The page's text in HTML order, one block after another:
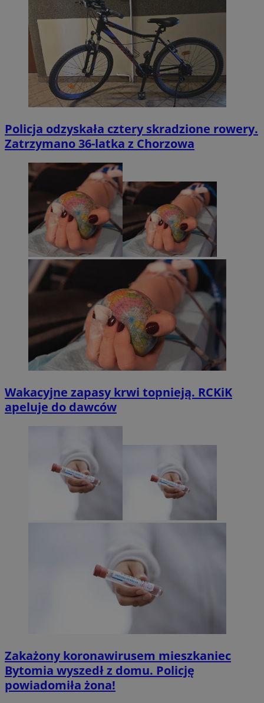
Policja odzyskała cztery skradzione rowery.
Zatrzymano 36-latka z Chorzowa
Wakacyjne zapasy krwi topnieją. RCKiK
apeluje do dawców
Zakażony koronawirusem mieszkaniec
Bytomia wyszedł z domu. Policję
powiadomiła żona!